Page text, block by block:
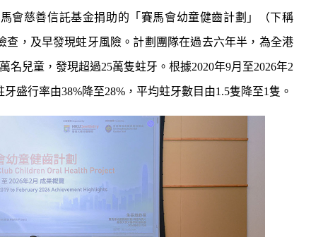
會慈善信託基金捐助的「賽馬會幼童健齒計劃」（下稱
查，及早發現蛀牙風險。計劃團隊在過去六年半，為全港
名兒童，發現超過25萬隻蛀牙。根據2020年9月至2026年2
盛行率由38%降至28%，平均蛀牙數目由1.5隻降至1隻。
教育攻略 親子玩樂 安樂窩
本專家教家居防霉菌
扇擺位有技巧 這件
｜洗碗後海綿上殘留
題？ 日本家居清潔大
！
｜4大對付天花板+牆
漂白水是抽濕除霉
第十七屆「香港盃外交知識競
賽」報名反應熱烈 參賽學校學